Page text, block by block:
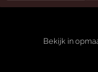
Bekijk in